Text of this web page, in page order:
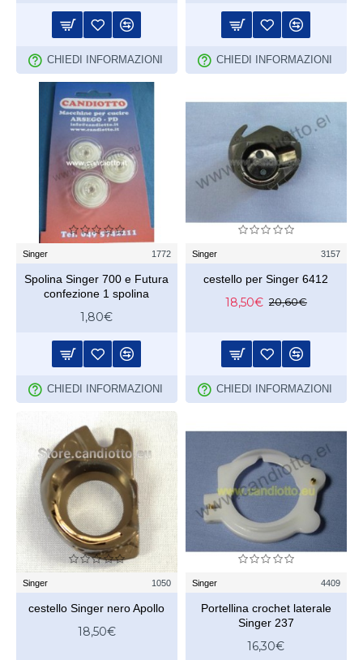
CHIEDI INFORMAZIONI CHIEDI INFORMAZIONI
Singer 1772
Spolina Singer 700 e Futura
confezione 1 spolina
1,80€
CHIEDI INFORMAZIONI
Singer 3157
cestello per Singer 6412
18,50€ 20,60€
CHIEDI INFORMAZIONI
Singer 1050
cestello Singer nero Apollo
18,50€
Singer 4409
Portellina crochet laterale
Singer 237
16,30€